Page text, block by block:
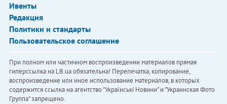
Ивенты
Редакция
Политики и стандарты
Пользовательское соглашение
При полном или частичном воспроизведении материалов прямая
гиперссылка на LB.ua обязательна! Перепечатка, копирование,
воспроизведение или иное использование материалов, в которых
содержится ссылка на агентство "Українськi Новини" и "Украинская Фото
Группа" запрещено.